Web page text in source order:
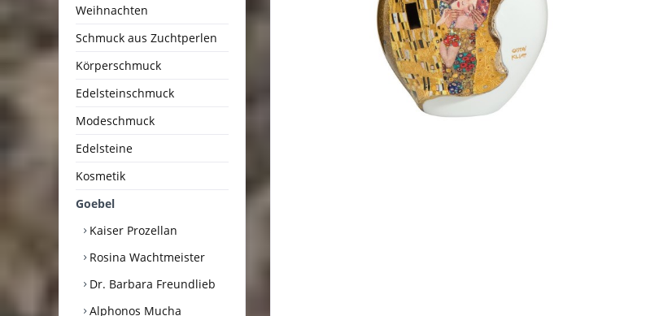
Weihnachten
Schmuck aus Zuchtperlen
Körperschmuck
Edelsteinschmuck
Modeschmuck
Edelsteine
Kosmetik
Goebel
Kaiser Prozellan
Rosina Wachtmeister
Dr. Barbara Freundlieb
Alphonos Mucha